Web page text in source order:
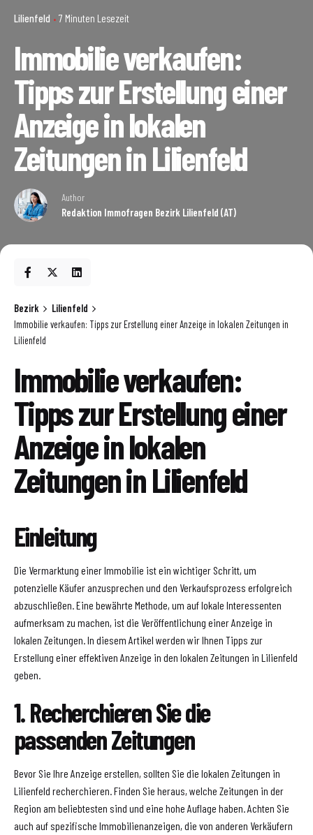
Lilienfeld 7 Minuten Lesezeit
Immobilie verkaufen:
Tipps zur Erstellung einer
Anzeige in lokalen
Zeitungen in Lilienfeld
Author
Redaktion Immofragen Bezirk Lilienfeld (AT)
Bezirk
Lilienfeld
Immobilie verkaufen: Tipps zur Erstellung einer Anzeige in lokalen Zeitungen in
Lilienfeld
Immobilie verkaufen:
Tipps zur Erstellung einer
Anzeige in lokalen
Zeitungen in Lilienfeld
Einleitung
Die Vermarktung einer Immobilie ist ein wichtiger Schritt, um
potenzielle Käufer anzusprechen und den Verkaufsprozess erfolgreich
abzuschließen. Eine bewährte Methode, um auf lokale Interessenten
aufmerksam zu machen, ist die Veröffentlichung einer Anzeige in
lokalen Zeitungen. In diesem Artikel werden wir Ihnen Tipps zur
Erstellung einer effektiven Anzeige in den lokalen Zeitungen in Lilienfeld
geben.
1. Recherchieren Sie die
passenden Zeitungen
Bevor Sie Ihre Anzeige erstellen, sollten Sie die lokalen Zeitungen in
Lilienfeld recherchieren. Finden Sie heraus, welche Zeitungen in der
Region am beliebtesten sind und eine hohe Auflage haben. Achten Sie
auch auf spezifische Immobilienanzeigen, die von anderen Verkäufern